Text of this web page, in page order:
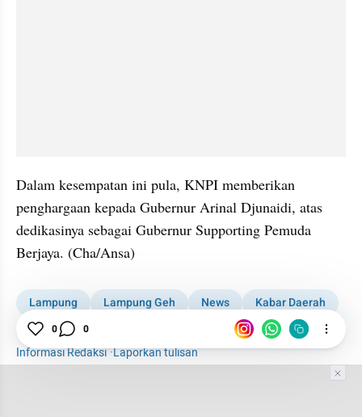
Dalam kesempatan ini pula, KNPI memberikan
penghargaan kepada Gubernur Arinal Djunaidi, atas
dedikasinya sebagai Gubernur Supporting Pemuda
Berjaya. (Cha/Ansa)
Lampung Lampung Geh News
Kabar Daerah
1001 media online
Pemuda
Pilkada
Informasi Redaksi·Laporkan tulisan
0 0